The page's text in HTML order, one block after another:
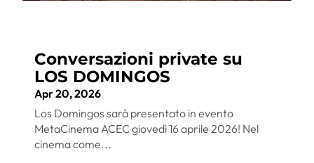
Conversazioni private su
LOS DOMINGOS
Apr 20, 2026
Los Domingos sarà presentato in evento
MetaCinema ACEC giovedì 16 aprile 2026! Nel
cinema come...